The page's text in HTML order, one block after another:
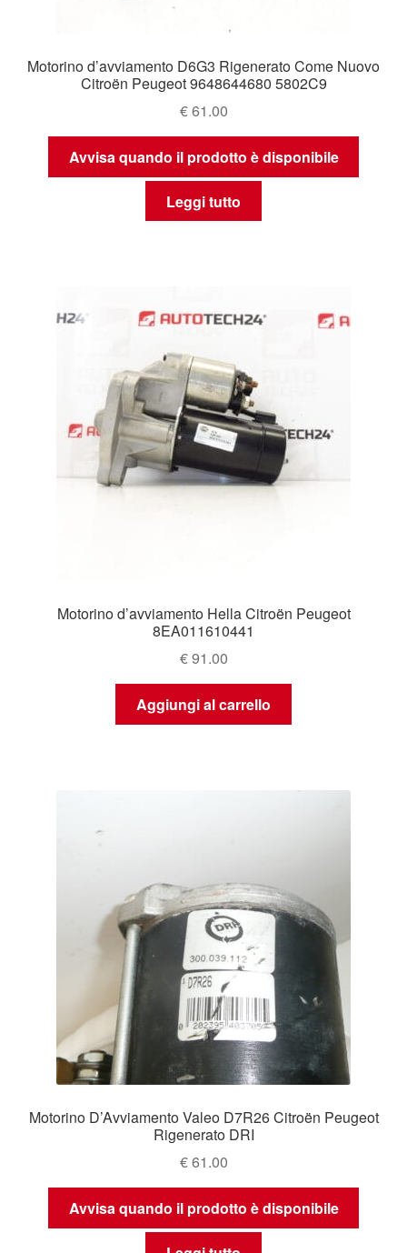
Motorino d’avviamento D6G3 Rigenerato Come Nuovo
Citroën Peugeot 9648644680 5802C9
€61.00
Avvisa quando il prodotto è disponibile
Leggi tutto
Motorino d’avviamento Hella Citroën Peugeot
8EA011610441
€91.00
Aggiungi al carrello
Motorino D’Avviamento Valeo D7R26 Citroën Peugeot
Rigenerato DRI
€61.00
Avvisa quando il prodotto è disponibile